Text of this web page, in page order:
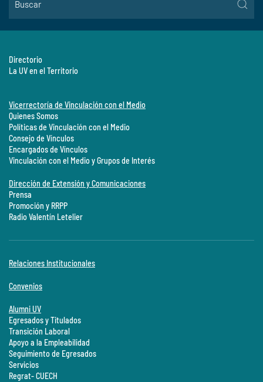
Directorio
La UV en el Territorio
Vicerrectoría de Vinculación con el Medio
Quienes Somos
Políticas de Vinculación con el Medio
Consejo de Vínculos
Encargados de Vínculos
Vinculación con el Medio y Grupos de Interés
Dirección de Extensión y Comunicaciones
Prensa
Promoción y RRPP
Radio Valentín Letelier
Relaciones Institucionales
Convenios
Alumni UV
Egresados y Titulados
Transición Laboral
Apoyo a la Empleabilidad
Seguimiento de Egresados
Servicios
Regrat- CUECH